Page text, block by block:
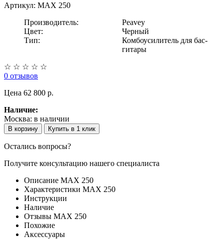
Артикул: MAX 250
Производитель:
Peavey
Цвет:
Черный
Тип:
Комбоусилитель для бас-
гитары
☆ ☆ ☆ ☆ ☆
0 отзывов
Цена 62 800 p.
Наличие:
Москва: в наличии
В корзину Купить в 1 клик
Остались вопросы?
Получите консультацию нашего специалиста
Описание MAX 250
Характеристики MAX 250
Инструкции
Наличие
Отзывы MAX 250
Похожие
Аксессуары